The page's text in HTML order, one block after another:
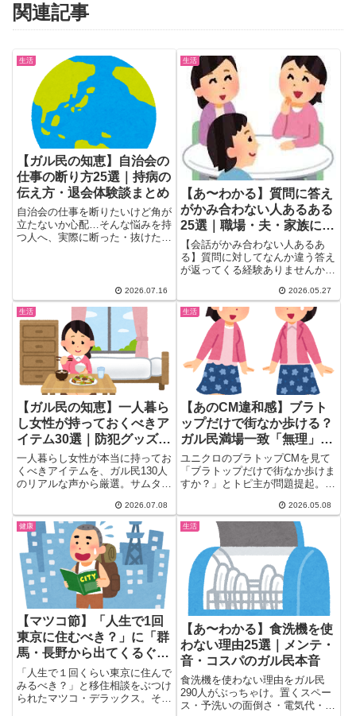
関連記事
生活
【ガル民の知恵】自治会の
仕事の断り方25選｜持病の
伝え方・退会体験談まとめ
自治会の仕事を断りたいけど角が
立たないか心配…そんな悩みを持
つ人へ、実際に断った・抜けたガ
用するコツ、自治会長の実際の負
担、最終手段の退会という選択肢
まで徹底的にまとめました。
2026.07.16
生活
【あ〜わかる】質問に答え
がかみ合わない人あるある
25選｜職場・夫・家族に困
った体験談とガル民の本音
【会話がかみ合わない人あるあ
る】質問に対してなんか違う答え
が返ってくる経験ありませんか？
困惑した実例25選。職場・夫・
家族での対処法と、実は自分もや
りがちな心理まで。
2026.05.27
生活
【ガル民の知恵】一人暮ら
し女性が持っておくべきア
イテム30選｜防犯グッズ・
虫対策・非常食まで
一人暮らし女性が本当に持ってお
くべきアイテムを、ガル民130人
のリアルな声から厳選。サムター
策、停電や災害への備え、体調不
良時の救急セット、もしもの時の
お金の話まで、検索しても出てこ
ないリアルな体験談を一気にチェ
ックできます。
2026.07.08
生活
【あのCM違和感】ブラト
ップだけで街なか歩ける？
ガル民満場一致「無理」｜
綾瀬はるかでも下着扱いの
真相
ユニクロのブラトップCMを見て
「ブラトップだけで街なか歩けま
すか？」とトピ主が問題提起。綾
2026.05.08
健康
【マツコ節】「人生で1回
東京に住むべき？」に「群
馬・長野から出てくるぐら
いがちょうどいい」｜ガル
民の東京移住論争まとめ
「人生で１回くらい東京に住んで
みるべき？」と移住相談をぶつけ
られたマツコ・デラックス。その
生活
【あ〜わかる】食洗機を使
わない理由25選｜メンテ・
音・コスパのガル民本音
食洗機を使わない理由をガル民
290人がぶっちゃけ。置くスペー
ス・予洗いの面倒さ・電気代・ビ